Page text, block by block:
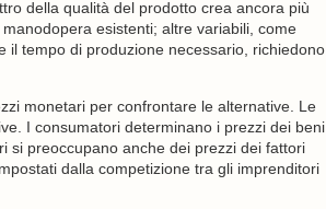
della qualità del prodotto crea ancora più
esistenti; altre variabili, come
il tempo di produzione necessario, richiedono
monetari per confrontare le alternative. Le
I consumatori determinano i prezzi dei beni
si preoccupano anche dei prezzi dei fattori
dalla competizione tra gli imprenditori